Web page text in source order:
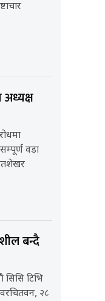
वडा
बन्दै
सिसि टिभि
२८